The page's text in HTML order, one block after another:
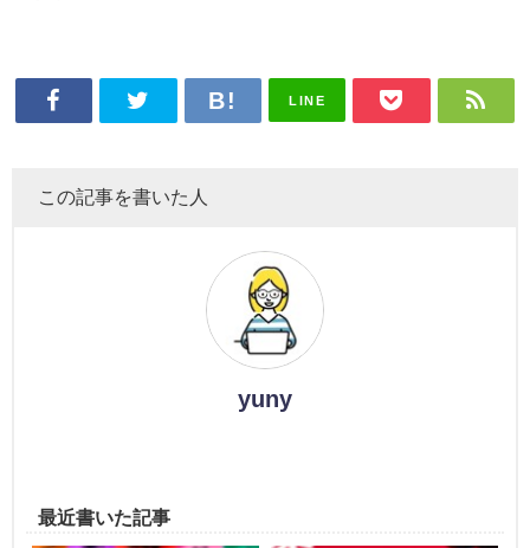
LINE
この記事を書いた人
yuny
最近書いた記事